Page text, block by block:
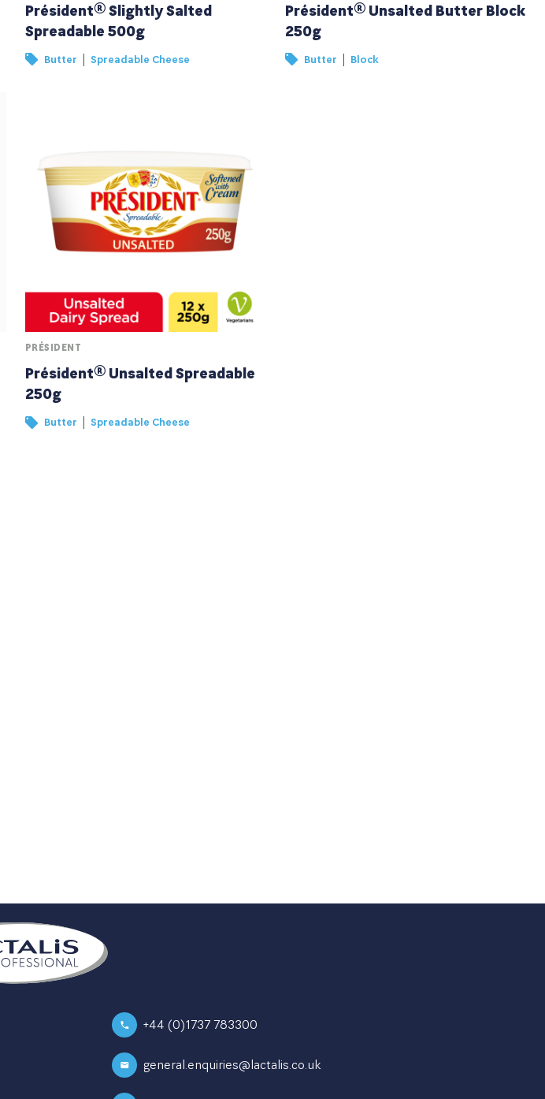
Président® Slightly Salted
Spreadable 500g
Butter | Spreadable Cheese
Président® Unsalted Butter Block
250g
Butter | Block
PRÉSIDENT
Président® Unsalted Spreadable
250g
Butter Spreadable Cheese
+44 (0)1737 783300
general.enquiries@lactalis.co.uk